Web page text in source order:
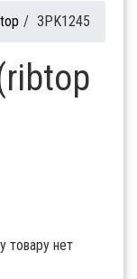
/ 3PK1245
товару нет